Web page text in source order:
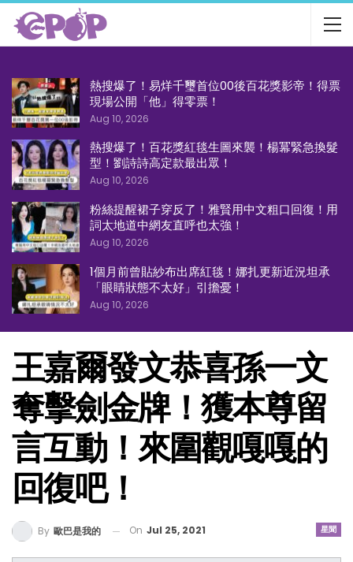
熱搜爆了！易烊千璽首位00後百花獎影帝！得票
現場公開「他」得零票！
Aug 10, 2026
熱搜爆了！百花獎紅毯生圖來襲！楊冪緊急換髮
型！劉詩詩高定款最出眾！
Aug 10, 2026
粉絲提醒裙子穿反了！雅賢用中文粗口回復！用
詞太地道中網友直呼也太強！
Aug 10, 2026
1個月前曾貼紗布出席紅毯！娜扎更新近況坦承
「眼睛狀態不太好」引擔憂！
Aug 10, 2026
王嘉爾發文恭喜孫一文
奪擊劍金牌！獲本尊留
言互動！來圍觀嘎嘎的
回復吧！
星聞
By 歐巴是我的 On Jul 25, 2021